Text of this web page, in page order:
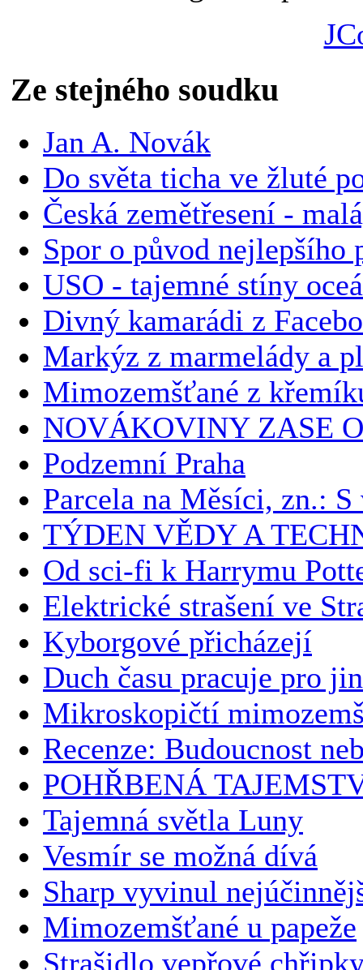
Ze stejného soudku
Jan A. Novák
Do světa ticha ve žluté
Česká zemětřesení -
Spor o původ nejlepšího
USO - tajemné stíny
Divný kamarádi z
Markýz z marmelády a
Mimozemšťané z
NOVÁKOVINY ZASE
Podzemní Praha
Parcela na Měsíci, zn.:
TÝDEN VĚDY A
Od sci-fi k Harrymu
Elektrické strašení ve
Kyborgové přicházejí
Duch času pracuje pro
Mikroskopičtí
Recenze: Budoucnost
POHŘBENÁ
Tajemná světla Luny
Vesmír se možná dívá
Sharp vyvinul
Mimozemšťané u papeže
Strašidlo vepřové